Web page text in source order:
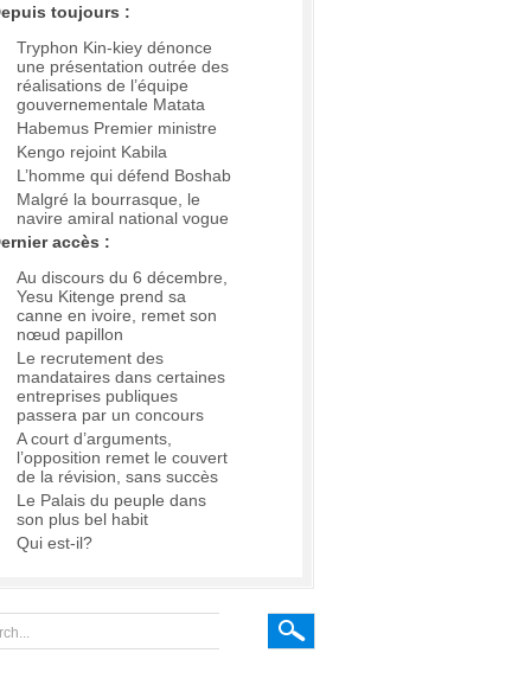
toujours :
Tryphon Kin-kiey dénonce
une présentation outrée des
réalisations de l’équipe
gouvernementale Matata
Habemus Premier ministre
Kengo rejoint Kabila
L’homme qui défend Boshab
Malgré la bourrasque, le
navire amiral national vogue
accès :
Au discours du 6 décembre,
Yesu Kitenge prend sa
canne en ivoire, remet son
nœud papillon
Le recrutement des
mandataires dans certaines
entreprises publiques
passera par un concours
A court d’arguments,
l’opposition remet le couvert
de la révision, sans succès
Le Palais du peuple dans
son plus bel habit
Qui est-il?